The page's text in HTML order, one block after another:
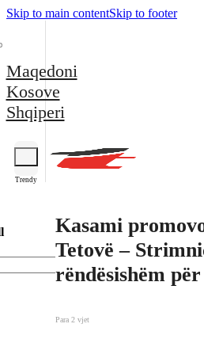
Skip to main contentSkip to footer
Maqedoni
Kosove
Shqiperi
Trendy
Kasami
Tetovë –
rëndësishëm
Para 2 vjet